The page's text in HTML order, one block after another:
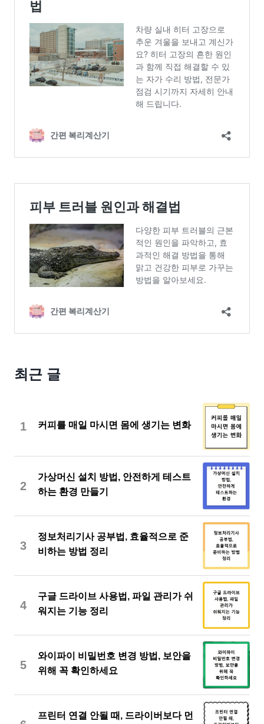
최근 글
1 커피를 매일 마시면 몸에 생기는 변화
2
가상머신 설치 방법, 안전하게 테스트
하는 환경 만들기
3
정보처리기사 공부법, 효율적으로 준
비하는 방법 정리
4
구글 드라이브 사용법, 파일 관리가 쉬
워지는 기능 정리
5
와이파이 비밀번호 변경 방법, 보안을
위해 꼭 확인하세요
프린터 연결 안될 때, 드라이버보다 먼